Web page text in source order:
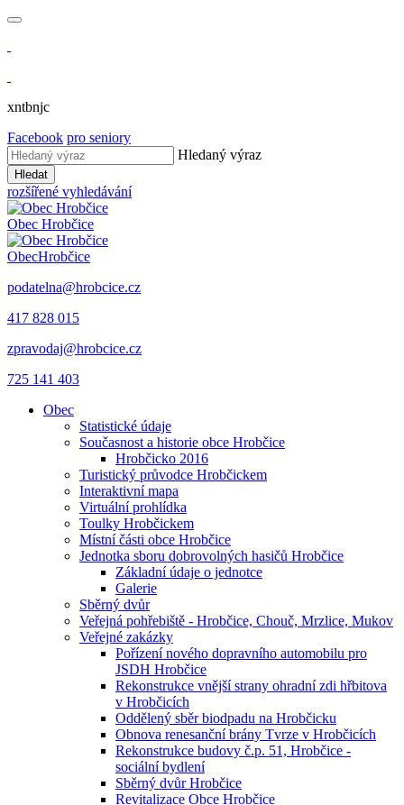
xntbnjc
Facebook pro seniory
Hledaný výraz
Hledat
rozšířené vyhledávání
Obec Hrobčice
ObecHrobčice
podatelna@hrobcice.cz
417 828 015
zpravodaj@hrobcice.cz
725 141 403
Obec
Statistické údaje
Současnost a historie obce Hrobčice
Hrobčicko 2016
Turistický průvodce Hrobčickem
Interaktivní mapa
Virtuální prohlídka
Toulky Hrobčickem
Místní části obce Hrobčice
Jednotka sboru dobrovolných hasičů Hrobčice
Základní údaje o jednotce
Galerie
Sběrný dvůr
Veřejná pohřebiště - Hrobčice, Chouč, Mrzlice, Mukov
Veřejné zakázky
Pořízení nového dopravního automobilu pro
JSDH Hrobčice
Rekonstrukce vnější strany ohradní zdi hřbitova
v Hrobčicích
Oddělený sběr biodpadu na Hrobčicku
Obnova renesanční brány Tvrze v Hrobčicích
Rekonstrukce budovy č.p. 51, Hrobčice -
sociální bydlení
Sběrný dvůr Hrobčice
Revitalizace Obce Hrobčice